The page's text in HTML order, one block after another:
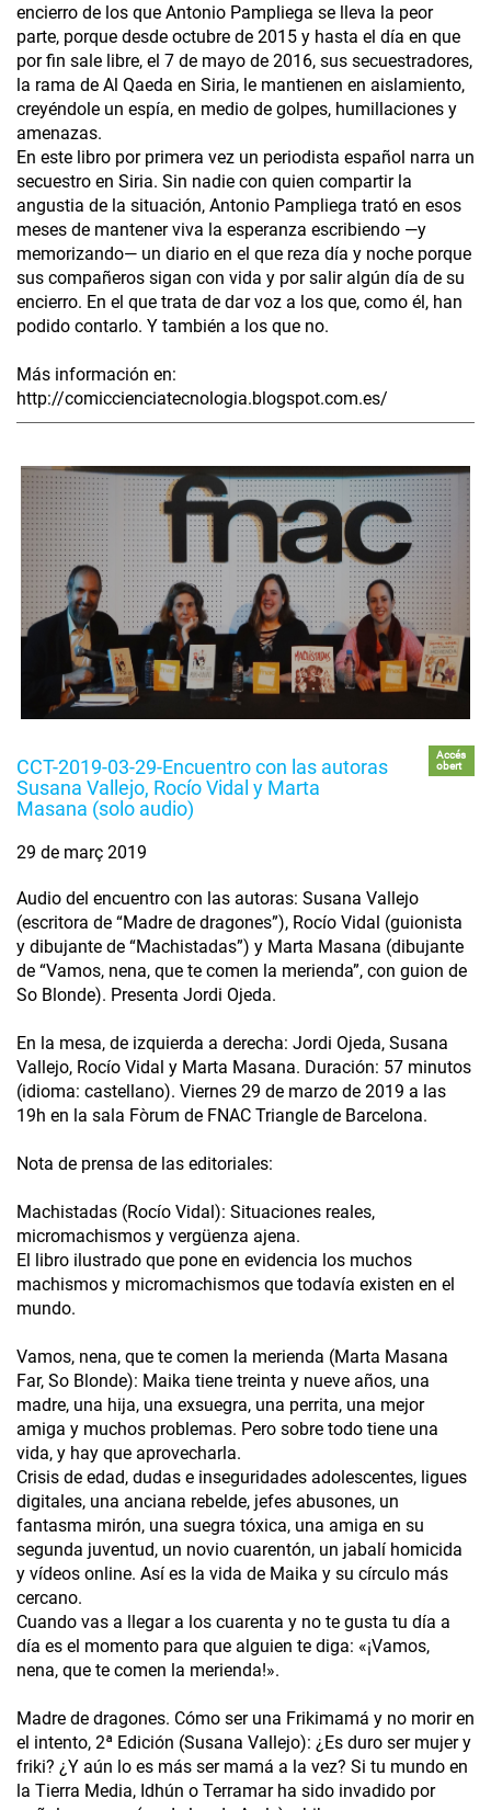
encierro de los que Antonio Pampliega se lleva la peor
parte, porque desde octubre de 2015 y hasta el día en que
por fin sale libre, el 7 de mayo de 2016, sus secuestradores,
la rama de Al Qaeda en Siria, le mantienen en aislamiento,
creyéndole un espía, en medio de golpes, humillaciones y
amenazas.
En este libro por primera vez un periodista español narra un
secuestro en Siria. Sin nadie con quien compartir la
angustia de la situación, Antonio Pampliega trató en esos
meses de mantener viva la esperanza escribiendo —y
memorizando— un diario en el que reza día y noche porque
sus compañeros sigan con vida y por salir algún día de su
encierro. En el que trata de dar voz a los que, como él, han
podido contarlo. Y también a los que no.
Más información en:
http://comiccienciatecnologia.blogspot.com.es/
CCT-2019-03-29-Encuentro con las autoras
Susana Vallejo, Rocío Vidal y Marta
Masana (solo audio)
Accés
obert
29 de març 2019
Audio del encuentro con las autoras: Susana Vallejo
(escritora de “Madre de dragones”), Rocío Vidal (guionista
y dibujante de “Machistadas”) y Marta Masana (dibujante
de “Vamos, nena, que te comen la merienda”, con guion de
So Blonde). Presenta Jordi Ojeda.
En la mesa, de izquierda a derecha: Jordi Ojeda, Susana
Vallejo, Rocío Vidal y Marta Masana. Duración: 57 minutos
(idioma: castellano). Viernes 29 de marzo de 2019 a las
19h en la sala Fòrum de FNAC Triangle de Barcelona.
Nota de prensa de las editoriales:
Machistadas (Rocío Vidal): Situaciones reales,
micromachismos y vergüenza ajena.
El libro ilustrado que pone en evidencia los muchos
machismos y micromachismos que todavía existen en el
mundo.
Vamos, nena, que te comen la merienda (Marta Masana
Far, So Blonde): Maika tiene treinta y nueve años, una
madre, una hija, una exsuegra, una perrita, una mejor
amiga y muchos problemas. Pero sobre todo tiene una
vida, y hay que aprovecharla.
Crisis de edad, dudas e inseguridades adolescentes, ligues
digitales, una anciana rebelde, jefes abusones, un
fantasma mirón, una suegra tóxica, una amiga en su
segunda juventud, un novio cuarentón, un jabalí homicida
y vídeos online. Así es la vida de Maika y su círculo más
cercano.
Cuando vas a llegar a los cuarenta y no te gusta tu día a
día es el momento para que alguien te diga: «¡Vamos,
nena, que te comen la merienda!».
Madre de dragones. Cómo ser una Frikimamá y no morir en
el intento, 2ª Edición (Susana Vallejo): ¿Es duro ser mujer y
friki? ¿Y aún lo es más ser mamá a la vez? Si tu mundo en
la Tierra Media, Idhún o Terramar ha sido invadido por